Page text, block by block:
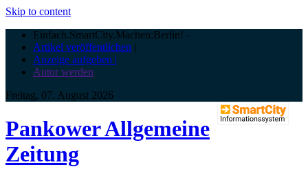
Skip to content
Einfach.SmartCity.Machen:Berlin! -
Artikel veröffentlichen |
Anzeige aufgeben |
Autor werden
Freitag, 07. August 2026
Pankower Allgemeine
Zeitung